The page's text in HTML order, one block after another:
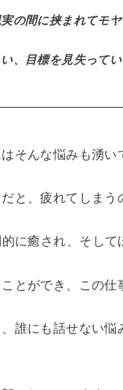
の間に挟まれてモ
、目標を見失って
そんな悩みも湧い
と、疲れてしまう
に癒され、そして
とができ、この仕
誰にも話せない悩